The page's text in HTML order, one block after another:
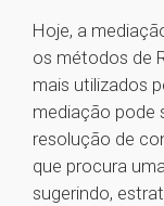
Hoje, a
os métodos de
mais utilizados
mediação pode
resolução de
que procura
sugerindo,